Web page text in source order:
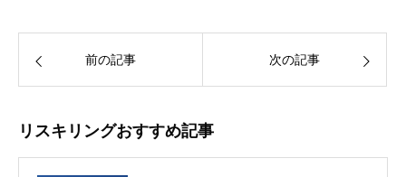
前の記事 次の記事
リスキリングおすすめ記事